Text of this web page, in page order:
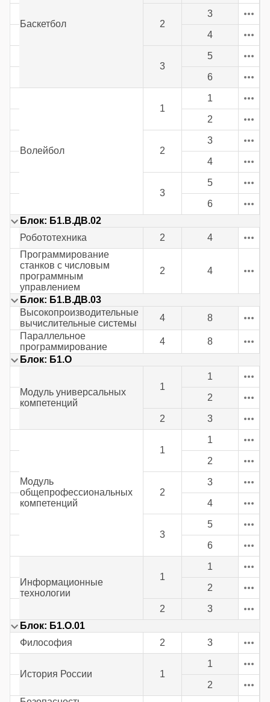
Баскетбол 2
3
4
3
5
6
Волейбол
1
1
2
2
3
4
3
5
6
Блок: Б1.В.ДВ.02
Робототехника
2
4
Программирование
станков с числовым
программным
управлением
2 4
Блок: Б1.В.ДВ.03
Высокопроизводительные
вычислительные системы
4
8
Параллельное
программирование
4
8
Блок: Б1.О
Модуль универсальных
компетенций
1
1
2
2 3
Модуль
общепрофессиональных
компетенций
1
1
2
2
3
4
3
5
6
Информационные
технологии
1
1
2
2
3
Блок: Б1.О.01
Философия
2 3
История России 1
1
2